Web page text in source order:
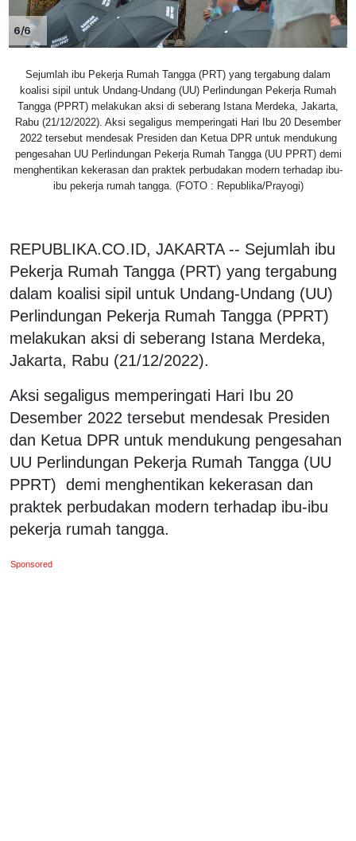
6/6
Sejumlah ibu Pekerja Rumah Tangga (PRT) yang tergabung dalam
koalisi sipil untuk Undang-Undang (UU) Perlindungan Pekerja Rumah
Tangga (PPRT) melakukan aksi di seberang Istana Merdeka, Jakarta,
Rabu (21/12/2022). Aksi segaligus memperingati Hari Ibu 20 Desember
2022 tersebut mendesak Presiden dan Ketua DPR untuk mendukung
pengesahan UU Perlindungan Pekerja Rumah Tangga (UU PPRT) demi
menghentikan kekerasan dan praktek perbudakan modern terhadap ibu-
ibu pekerja rumah tangga. (FOTO : Republika/Prayogi)
REPUBLIKA.CO.ID, JAKARTA -- Sejumlah ibu
Pekerja Rumah Tangga (PRT) yang tergabung
dalam koalisi sipil untuk Undang-Undang (UU)
Perlindungan Pekerja Rumah Tangga (PPRT)
melakukan aksi di seberang Istana Merdeka,
Jakarta, Rabu (21/12/2022).
Aksi segaligus memperingati Hari Ibu 20
Desember 2022 tersebut mendesak Presiden
dan Ketua DPR untuk mendukung pengesahan
UU Perlindungan Pekerja Rumah Tangga (UU
PPRT) demi menghentikan kekerasan dan
praktek perbudakan modern terhadap ibu-ibu
pekerja rumah tangga.
Sponsored